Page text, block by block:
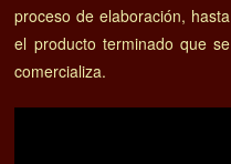
proceso de elaboración, hasta
el producto terminado que se
comercializa.